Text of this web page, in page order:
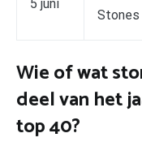
5 juni
Stones
Wie of wat
deel van het
top 40?